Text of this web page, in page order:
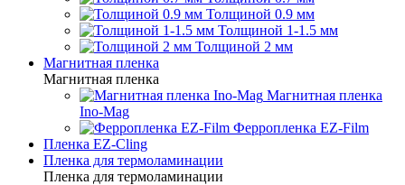
Толщиной 0.9 мм
Толщиной 1-1.5 мм
Толщиной 2 мм
Магнитная пленка
Магнитная пленка
Магнитная пленка
Ino-Mag
Ферропленка EZ-Film
Пленка EZ-Cling
Пленка для термоламинации
Пленка для термоламинации